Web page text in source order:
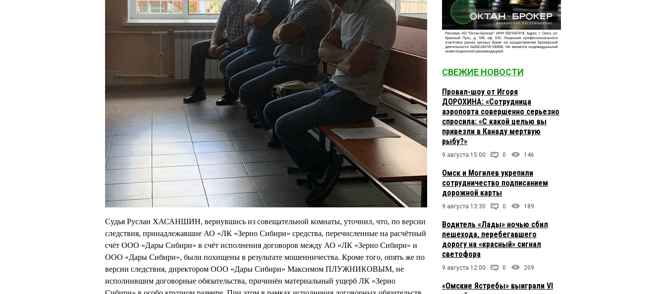
Судья Руслан ХАСАНШИН, вернувшись из совещательной комнаты, уточнил, что, по версии
следствия, принадлежавшие АО «ЛК «Зерно Сибири» средства, перечисленные на расчётный
счёт ООО «Дары Сибири» в счёт исполнения договоров между АО «ЛК «Зерно Сибири» и
ООО «Дары Сибири», были похищены в результате мошенничества. Кроме того, опять же по
версии следствия, директором ООО «Дары Сибири» Максимом ПЛУЖНИКОВЫМ, не
исполнившим договорные обязательства, причинён материальный ущерб ЛК «Зерно
СВЕЖИЕ НОВОСТИ
Провал-шоу от Игоря
ДОРОХИНА: «Сотрудница
аэропорта совершенно серьезно
спросила: «С какой целью вы
привезли в Канаду мертвую
рыбу?»
9 августа 15:00 0 146
Омск и Могилев укрепили
сотрудничество подписанием
дорожной карты
9 августа 13:30 0 189
Водитель «Лады» ночью сбил
пешехода, перебегавшего
дорогу на «красный» сигнал
светофора
9 августа 12:00 0 209
«Омские Ястребы» выиграли VI